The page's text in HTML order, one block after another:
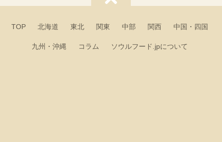
TOP 北海道 東北 関東 中部 関西 中国・四国
九州・沖縄 コラム ソウルフード.jpについて